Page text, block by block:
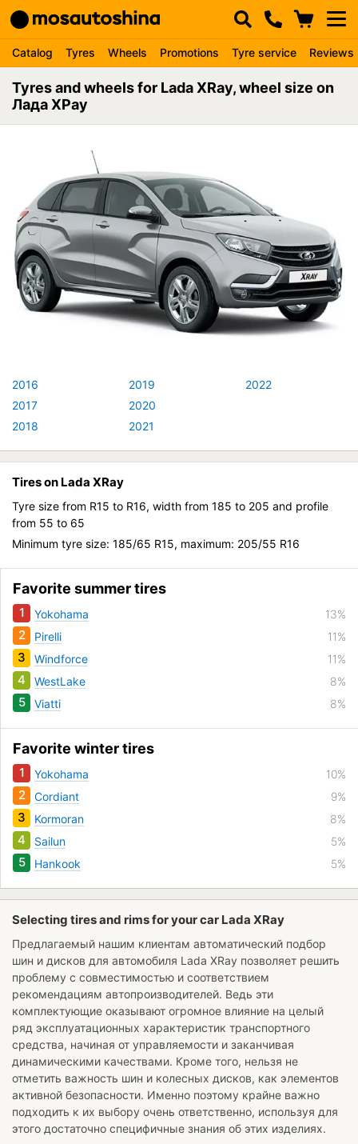
Catalog Tyres Wheels Promotions Tyre service Reviews
Tyres and wheels for Lada XRay, wheel size on
Лада ХРау
2016
2017
2018
2019
2020
2021
2022
Tires on Lada XRay
Tyre size from R15 to R16, width from 185 to 205 and profile
from 55 to 65
Minimum tyre size: 185/65 R15, maximum: 205/55 R16
Favorite summer tires
1 Yokohama 13%
2 Pirelli 11%
3 Windforce 11%
4 WestLake 8%
5 Viatti 8%
Favorite winter tires
1 Yokohama 10%
2 Cordiant 9%
3 Kormoran 8%
4 Sailun 5%
5 Hankook 5%
Selecting tires and rims for your car Lada XRay
Предлагаемый нашим клиентам автоматический подбор
шин и дисков для автомобиля Lada XRay позволяет решить
проблему с совместимостью и соответствием
рекомендациям автопроизводителей. Ведь эти
комплектующие оказывают огромное влияние на целый
ряд эксплуатационных характеристик транспортного
средства, начиная от управляемости и заканчивая
динамическими качествами. Кроме того, нельзя не
отметить важность шин и колесных дисков, как элементов
активной безопасности. Именно поэтому крайне важно
подходить к их выбору очень ответственно, используя для
этого достаточно специфичные знания об этих изделиях.